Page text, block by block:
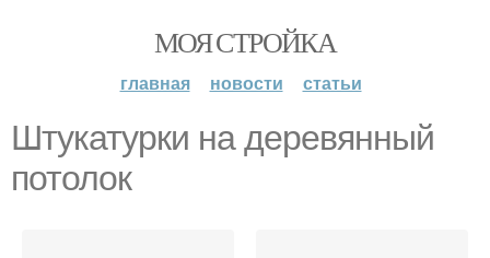
МОЯ СТРОЙКА
главная новости статьи
Штукатурки на деревянный
потолок